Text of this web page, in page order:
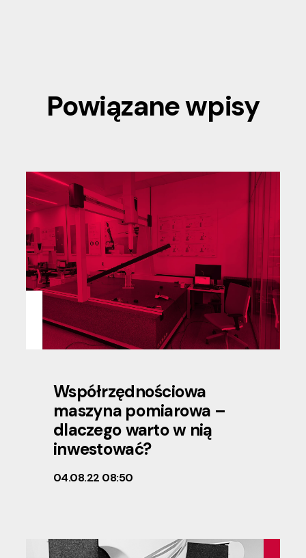
Powiązane wpisy
Współrzędnościowa
maszyna pomiarowa –
dlaczego warto w nią
inwestować?
04.08.22 08:50